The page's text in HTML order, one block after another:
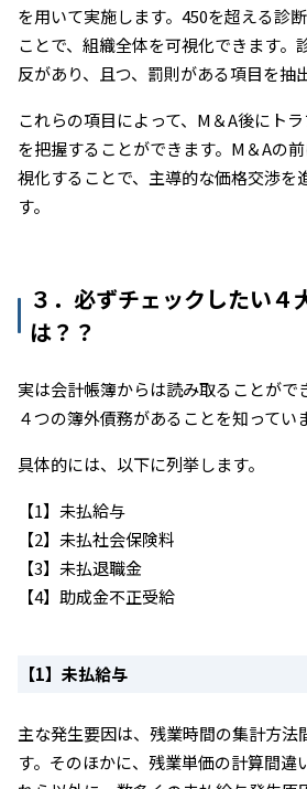
を用いて実施します。450を超える診
ことで、組織全体を可視化できます。
反があり、且つ、罰則がある項目を抽
これらの項目によって、M＆A後にト
を把握することができます。M＆Aの
視化することで、主導的な価格交渉を
す。
３．必ずチェックしたい４
は？？
実は会計帳簿からは読み取ることがで
４つの簿外債務があることを知ってい
具体的には、以下に列挙します。
【1】未払給与
【2】未払社会保険料
【3】未払退職金
【4】助成金不正受給
【1】未払給与
主な発生要因は、残業時間の集計方法
す。そのほかに、残業単価の計算間違